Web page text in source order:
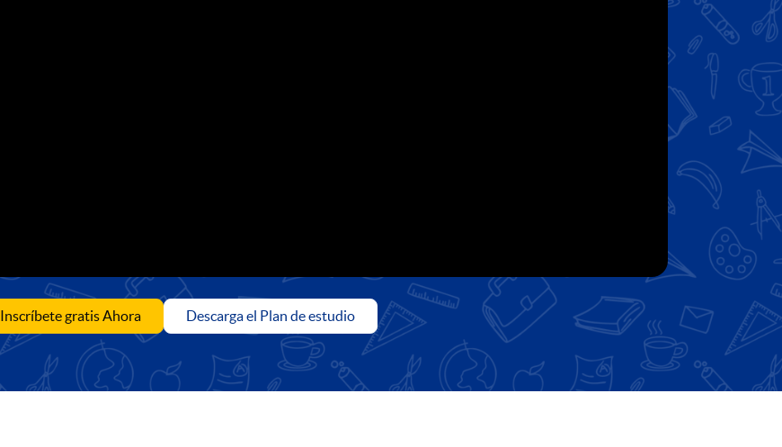
Inscríbete gratis Ahora Descarga el Plan de estudio